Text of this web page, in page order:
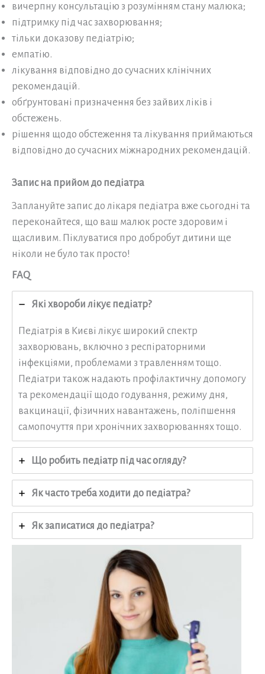
вичерпну консультацію з розумінням стану малюка;
підтримку під час захворювання;
тільки доказову педіатрію;
емпатію.
лікування відповідно до сучасних клінічних
рекомендацій.
обґрунтовані призначення без зайвих ліків і
обстежень.
рішення щодо обстеження та лікування приймаються
відповідно до сучасних міжнародних рекомендацій.
Запис на прийом до педіатра
Заплануйте запис до лікаря педіатра вже сьогодні та
переконайтеся, що ваш малюк росте здоровим і
щасливим. Піклуватися про добробут дитини ще
ніколи не було так просто!
FAQ
Які хвороби лікує педіатр?
Педіатрія в Києві лікує широкий спектр
захворювань, включно з респіраторними
інфекціями, проблемами з травленням тощо.
Педіатри також надають профілактичну допомогу
та рекомендації щодо годування, режиму дня,
вакцинації, фізичних навантажень, поліпшення
самопочуття при хронічних захворюваннях тощо.
Що робить педіатр під час огляду?
Як часто треба ходити до педіатра?
Як записатися до педіатра?